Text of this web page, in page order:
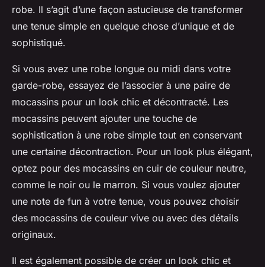
robe. Il s’agit d’une façon astucieuse de transformer
une tenue simple en quelque chose d’unique et de
sophistiqué.
Si vous avez une robe longue ou midi dans votre
garde-robe, essayez de l’associer à une paire de
mocassins pour un look chic et décontracté. Les
mocassins peuvent ajouter une touche de
sophistication à une robe simple tout en conservant
une certaine décontraction. Pour un look plus élégant,
optez pour des mocassins en cuir de couleur neutre,
comme le noir ou le marron. Si vous voulez ajouter
une note de fun à votre tenue, vous pouvez choisir
des mocassins de couleur vive ou avec des détails
originaux.
Il est également possible de créer un look chic et